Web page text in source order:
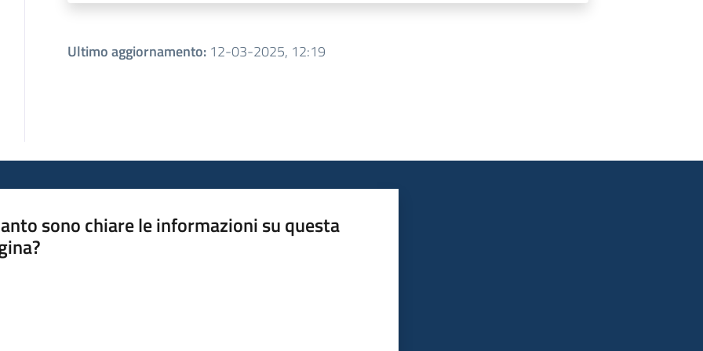
Ultimo aggiornamento: 12-03-2025, 12:19
sono chiare le informazioni su questa